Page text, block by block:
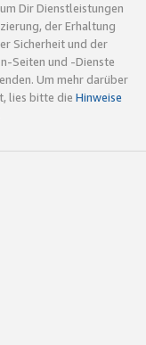
Dir Dienstleistungen
der Erhaltung
Sicherheit und der
Seiten und -Dienste
Um mehr darüber
lies bitte die Hinweise